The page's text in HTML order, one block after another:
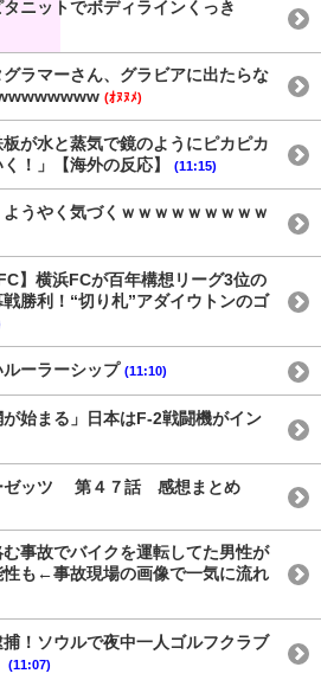
ニットでボディラインくっき
グラマーさん、グラビアに出たらな
(ｵﾇﾇﾒ)
が水と蒸気で鏡のようにピカピカ
！」【海外の反応】
(11:15)
ようやく気づくｗｗｗｗｗｗｗｗｗ
】横浜FCが百年構想リーグ3位の
勝利！“切り札”アダイウトンのゴ
ルーラーシップ (11:10)
が始まる」日本はF-2戦闘機がイン
ゼッツ 第４７話 感想まとめ
事故でバイクを運転してた男性が
も←事故現場の画像で一気に流れ
！ソウルで夜中一人ゴルフクラブ
(11:07)